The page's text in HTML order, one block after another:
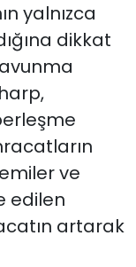
yalnızca
dikkat
ve
edilen
artarak